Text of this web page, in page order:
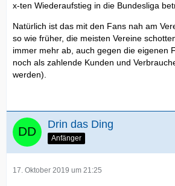
x-ten Wiederaufstieg in die Bundesliga
Natürlich ist das mit den Fans nah am
so wie früher, die meisten Vereine
immer mehr ab, auch gegen die eigenen
noch als zahlende Kunden und
werden).
Drin das Ding
Anfänger
17. Oktober 2019 um 21:25